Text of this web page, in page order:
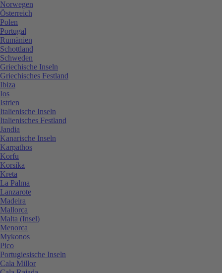
Norwegen
Österreich
Polen
Portugal
Rumänien
Schottland
Schweden
Griechische Inseln
Griechisches Festland
Ibiza
Ios
Istrien
Italienische Inseln
Italienisches Festland
Jandia
Kanarische Inseln
Karpathos
Korfu
Korsika
Kreta
La Palma
Lanzarote
Madeira
Mallorca
Malta (Insel)
Menorca
Mykonos
Pico
Portugiesische Inseln
Cala Millor